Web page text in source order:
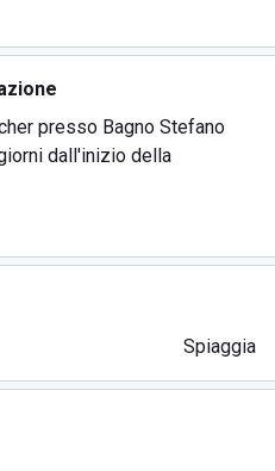
presso Bagno Stefano
dall'inizio della
Spiaggia